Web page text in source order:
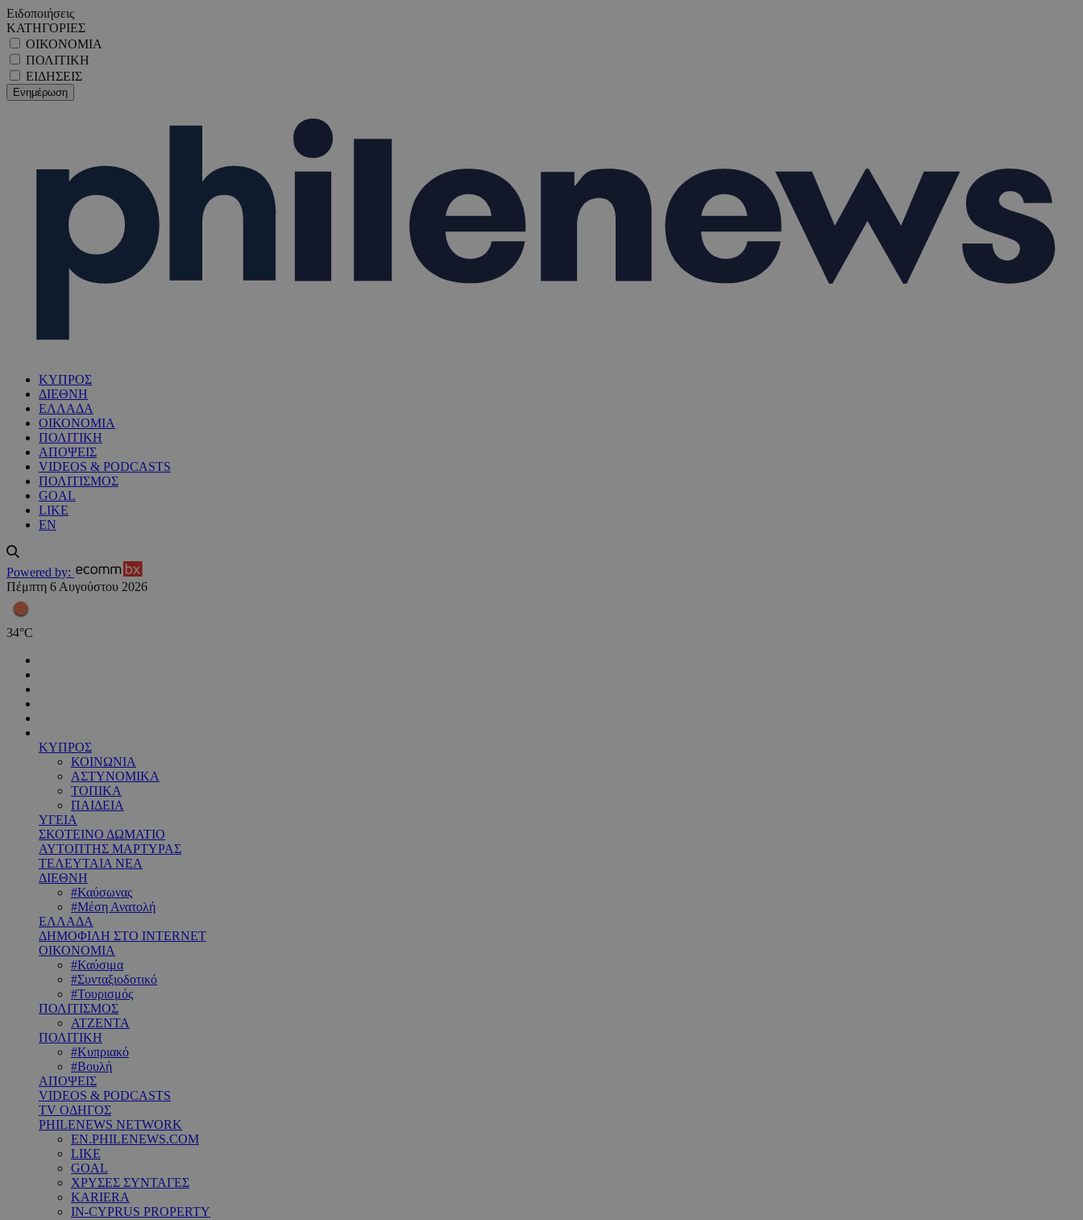
Ειδοποιήσεις
ΚΑΤΗΓΟΡΙΕΣ
ΟΙΚΟΝΟΜΙΑ
ΠΟΛΙΤΙΚΗ
ΕΙΔΗΣΕΙΣ
ΚΥΠΡΟΣ
ΔΙΕΘΝΗ
ΕΛΛΑΔΑ
ΟΙΚΟΝΟΜΙΑ
ΠΟΛΙΤΙΚΗ
ΑΠΟΨΕΙΣ
VIDEOS & PODCASTS
ΠΟΛΙΤΙΣΜΟΣ
GOAL
LIKE
EN
Powered by:
Πέμπτη 6 Αυγούστου 2026
34°C
ΚΥΠΡΟΣ
ΚΟΙΝΩΝΙΑ
ΑΣΤΥΝΟΜΙΚΑ
ΤΟΠΙΚΑ
ΠΑΙΔΕΙΑ
ΥΓΕΙΑ
ΣΚΟΤΕΙΝΟ ΔΩΜΑΤΙΟ
ΑΥΤΟΠΤΗΣ ΜΑΡΤΥΡΑΣ
ΤΕΛΕΥΤΑΙΑ ΝΕΑ
ΔΙΕΘΝΗ
#Καύσωνας
#Μέση Ανατολή
ΕΛΛΑΔΑ
ΔΗΜΟΦΙΛΗ ΣΤΟ INTERNET
ΟΙΚΟΝΟΜΙΑ
#Καύσιμα
#Συνταξιοδοτικό
#Τουρισμός
ΠΟΛΙΤΙΣΜΟΣ
ΑΤΖΕΝΤΑ
ΠΟΛΙΤΙΚΗ
#Κυπριακό
#Βουλή
ΑΠΟΨΕΙΣ
VIDEOS & PODCASTS
TV ΟΔΗΓΟΣ
PHILENEWS NETWORK
EN.PHILENEWS.COM
LIKE
GOAL
ΧΡΥΣΕΣ ΣΥΝΤΑΓΕΣ
KARIERA
IN-CYPRUS PROPERTY